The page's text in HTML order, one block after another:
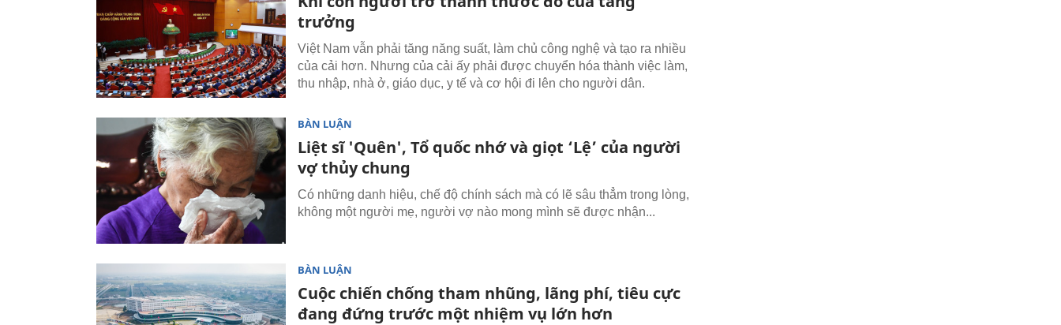
trưởng
Việt Nam vẫn phải tăng năng suất, làm chủ công nghệ và tạo ra nhiều
của cải hơn. Nhưng của cải ấy phải được chuyển hóa thành việc làm,
thu nhập, nhà ở, giáo dục, y tế và cơ hội đi lên cho người dân.
BÀN LUẬN
Liệt sĩ 'Quên', Tổ quốc nhớ và giọt ‘Lệ’ của người
vợ thủy chung
Có những danh hiệu, chế độ chính sách mà có lẽ sâu thẳm trong lòng,
không một người mẹ, người vợ nào mong mình sẽ được nhận...
BÀN LUẬN
Cuộc chiến chống tham nhũng, lãng phí, tiêu cực
đang đứng trước một nhiệm vụ lớn hơn